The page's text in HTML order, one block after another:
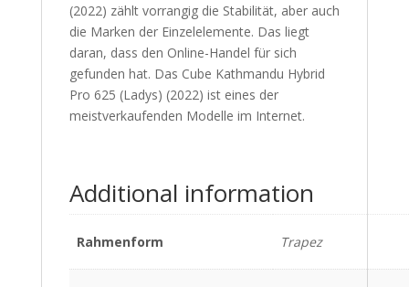
(2022) zählt vorrangig die Stabilität, aber auch
die Marken der Einzelelemente. Das liegt
daran, dass den Online-Handel für sich
gefunden hat. Das Cube Kathmandu Hybrid
Pro 625 (Ladys) (2022) ist eines der
meistverkaufenden Modelle im Internet.
Additional information
Rahmenform Trapez